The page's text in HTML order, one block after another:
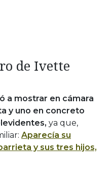
de Ivette
a mostrar en cámara
y uno en concreto
ya que,
Aparecía su
y sus tres hijos,